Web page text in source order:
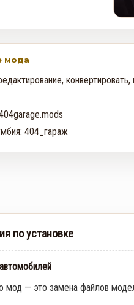
с iOS 16 и ниже
0
99
мода
404_гараж
по установке
мод — это замена файлов